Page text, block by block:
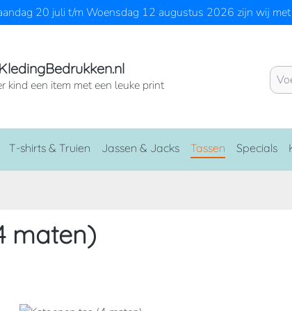
20 juli t/m Woensdag 12 augustus 2026 zijn wij
kind een item met een leuke print
T-shirts & Truien Jassen & Jacks Tassen Specials
maten)